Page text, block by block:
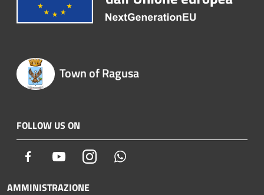
Town of Ragusa
FOLLOW US ON
Facebook YoutubeInstagram
AMMINISTRAZIONE